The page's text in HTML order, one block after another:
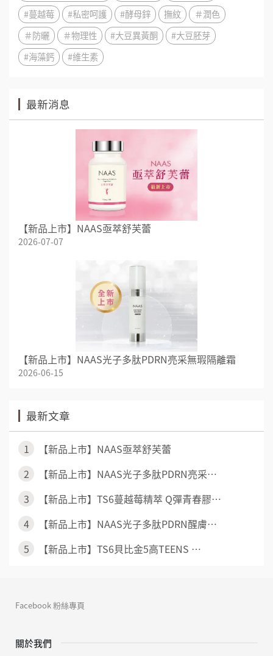
#蔓越莓
#私密呵護 #酵母鋅 撫紋
＃潤色
＃防曬
＃物理性 #大豆異黃酮
#大豆胚芽
#海藻鈣
#維生素
最新消息
【新品上市】NAAS亟萃舒芙蕾
2026-07-07
【新品上市】NAAS光子多肽PDRN亮采無瑕隔離霜
2026-06-15
最新文章
1
【新品上市】NAAS亟萃舒芙蕾
2
【新品上市】NAAS光子多肽PDRN亮采⋯
3
【新品上市】TS6蔓越莓精萃 Q彈青春膠⋯
4
【新品上市】NAAS光子多肽PDRN醒膚⋯
5
【新品上市】TS6貝比金5高TEENS ⋯
關於我們
Facebook 粉絲專頁